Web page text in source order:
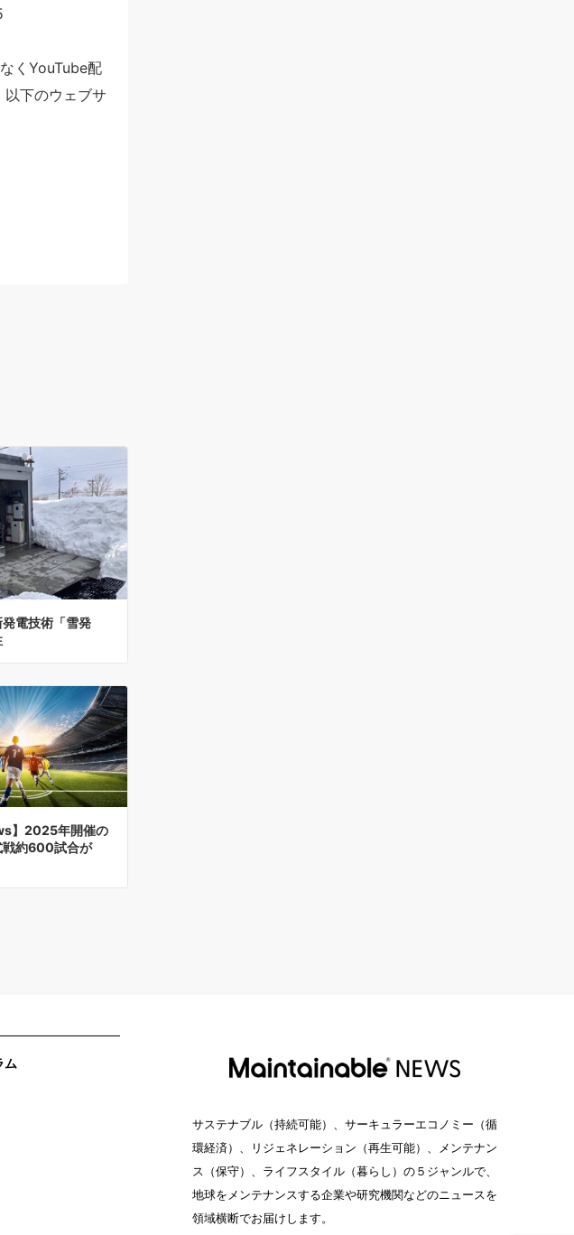
くYouTube配
下のウェブサ
電技術「雪発
】2025年開催の
戦約600試合が
ム
サステナブル（持続可能）、サーキュラーエコノミー（循
環経済）、リジェネレーション（再生可能）、メンテナン
ス（保守）、ライフスタイル（暮らし）の５ジャンルで、
地球をメンテナンスする企業や研究機関などのニュースを
領域横断でお届けします。